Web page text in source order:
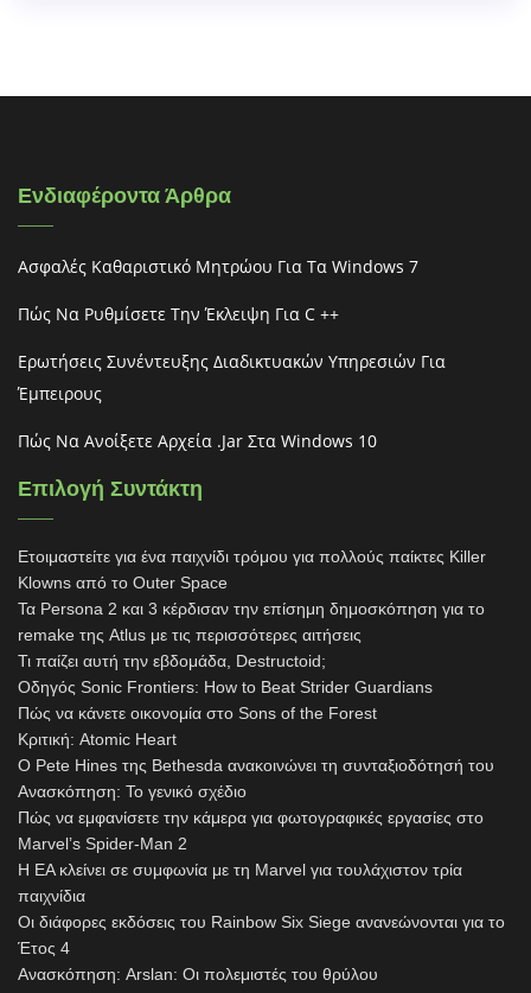
Ενδιαφέροντα Άρθρα
Ασφαλές Καθαριστικό Μητρώου Για Τα Windows 7
Πώς Να Ρυθμίσετε Την Έκλειψη Για C ++
Ερωτήσεις Συνέντευξης Διαδικτυακών Υπηρεσιών Για
Έμπειρους
Πώς Να Ανοίξετε Αρχεία .jar Στα Windows 10
Επιλογή Συντάκτη
Ετοιμαστείτε για ένα παιχνίδι τρόμου για πολλούς παίκτες Killer
Klowns από το Outer Space
Τα Persona 2 και 3 κέρδισαν την επίσημη δημοσκόπηση για το
remake της Atlus με τις περισσότερες αιτήσεις
Τι παίζει αυτή την εβδομάδα, Destructoid;
Οδηγός Sonic Frontiers: How to Beat Strider Guardians
Πώς να κάνετε οικονομία στο Sons of the Forest
Κριτική: Atomic Heart
Ο Pete Hines της Bethesda ανακοινώνει τη συνταξιοδότησή του
Ανασκόπηση: Το γενικό σχέδιο
Πώς να εμφανίσετε την κάμερα για φωτογραφικές εργασίες στο
Marvel’s Spider-Man 2
Η EA κλείνει σε συμφωνία με τη Marvel για τουλάχιστον τρία
παιχνίδια
Οι διάφορες εκδόσεις του Rainbow Six Siege ανανεώνονται για το
Έτος 4
Ανασκόπηση: Arslan: Οι πολεμιστές του θρύλου